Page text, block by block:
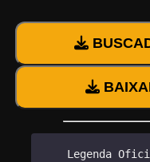
Legenda